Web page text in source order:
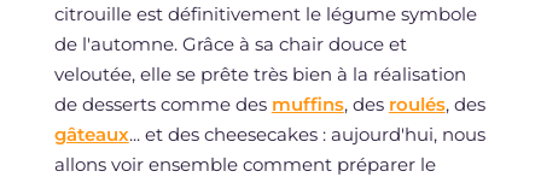
citrouille est définitivement le légume symbole
de l'automne. Grâce à sa chair douce et
veloutée, elle se prête très bien à la réalisation
de desserts comme des muffins, des roulés, des
gâteaux... et des cheesecakes : aujourd'hui, nous
allons voir ensemble comment préparer le